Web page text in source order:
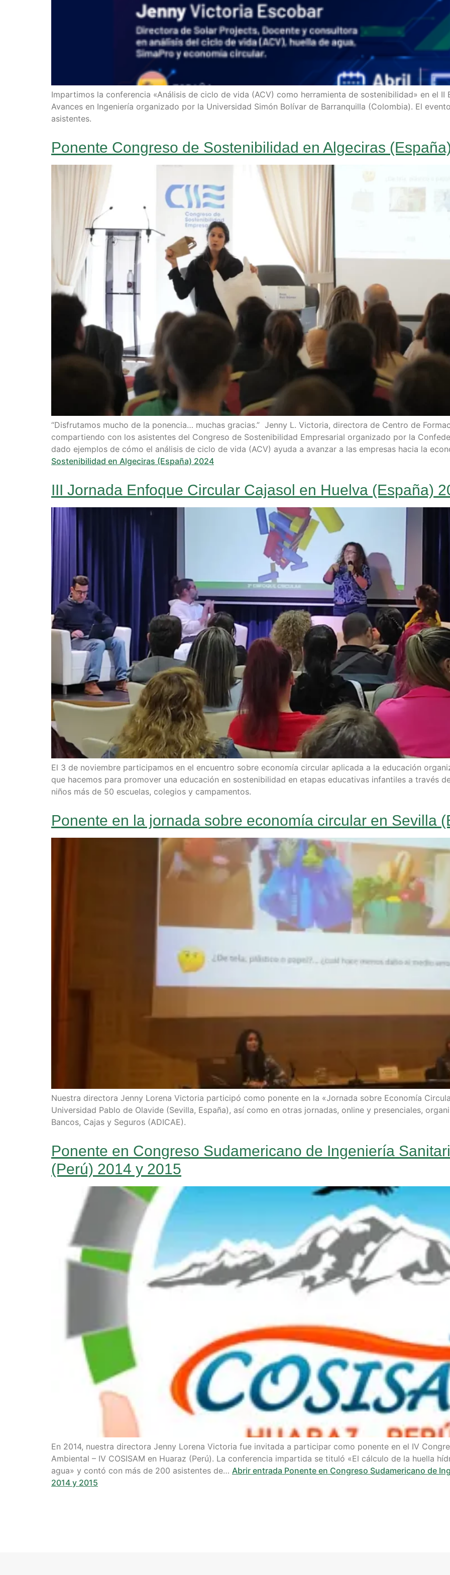
Impartimos la conferencia «Análisis de ciclo de vida (ACV) como herramienta de sostenibilidad» en el II
Avances en Ingeniería organizado por la Universidad Simón Bolívar de Barranquilla (Colombia). El
asistentes.
Ponente Congreso de Sostenibilidad en Algeciras
“Disfrutamos mucho de la ponencia… muchas gracias.” Jenny L. Victoria, directora de Centro de
compartiendo con los asistentes del Congreso de Sostenibilidad Empresarial organizado por la
dado ejemplos de cómo el análisis de ciclo de vida (ACV) ayuda a avanzar a las empresas hacia la
Sostenibilidad en Algeciras (España) 2024
III Jornada Enfoque Circular Cajasol en Huelva (España)
El 3 de noviembre participamos en el encuentro sobre economía circular aplicada a la educación
que hacemos para promover una educación en sostenibilidad en etapas educativas infantiles a través
niños más de 50 escuelas, colegios y campamentos.
Ponente en la jornada sobre economía circular en Sevilla
Nuestra directora Jenny Lorena Victoria participó como ponente en la «Jornada sobre Economía
Universidad Pablo de Olavide (Sevilla, España), así como en otras jornadas, online y presenciales,
Bancos, Cajas y Seguros (ADICAE).
Ponente en Congreso Sudamericano de Ingeniería
(Perú) 2014 y 2015
En 2014, nuestra directora Jenny Lorena Victoria fue invitada a participar como ponente en el IV
Ambiental – IV COSISAM en Huaraz (Perú). La conferencia impartida se tituló «El cálculo de la huella
agua» y contó con más de 200 asistentes de… Abrir entrada Ponente en Congreso Sudamericano de
2014 y 2015